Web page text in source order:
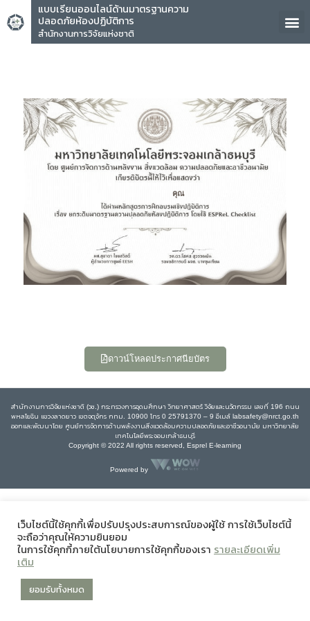
แบบเรียนออนไลน์ด้านมาตรฐานความ
ปลอดภัยห้องปฏิบัติการ
สำนักงานการวิจัยแห่งชาติ
คุณ
ดาวน์โหลดประกาศนียบัตร
สำนักงานการวิจัยแห่งชาติ (วช.) กระทรวงการอุดมศึกษา วิทยาศาสตร์ วิจัยและนวัตกรรม เลขที่ 196 ถนน
พหลโยธิน แขวงลาดยาว เขตจตุจักร กทม. 10900 โทร 0 25791370 – 9 อีเมล์ labsafety@nrct.go.th
ออกและพัฒนาโดย ศูนย์การจัดการด้านพลังงานสิ่งแวดล้อมความปลอดภัยและอาชีวอนามัย มหาวิทยาลัย
เทคโนโลยีพระจอมเกล้าธนบุรี
Copyright © 2022 All rights reserved, Esprel E-learning
Powered by
เว็บไซต์นี้ใช้คุกกี้เพื่อปรับปรุงประสบการณ์ของผู้ใช้ การใช้เว็บไซต์นี้
จะถือว่าคุณให้ความยินยอม
ในการใช้คุกกี้ภายใต้นโยบายการใช้คุกกี้ของเรา รายละเอียดเพิ่ม
เติม
ยอมรับทั้งหมด